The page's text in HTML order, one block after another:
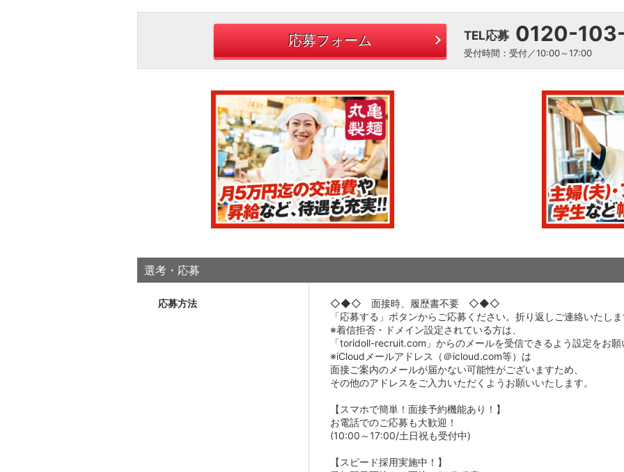
応募フォーム TEL応募 0120-
受付時間：受付／10:00～17:00
選考・応募
応募方法
◇◆◇ 面接時、履歴書不要 ◇◆◇
「応募する」ボタンからご応募ください。折り返しご連絡いたし
※着信拒否・ドメイン設定されている方は、
「toridoll-recruit.com」からのメールを受信できるよう設定をお
※iCloudメールアドレス（＠icloud.com等）は
面接ご案内のメールが届かない可能性がございますため、
その他のアドレスをご入力いただくようお願いいたします。
【スマホで簡単！面接予約機能あり！】
お電話でのご応募も大歓迎！
(10:00～17:00/土日祝も受付中)
【スピード採用実施中！】